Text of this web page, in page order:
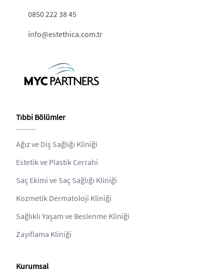
0850 222 38 45
info@estethica.com.tr
Tıbbi Bölümler
Ağız ve Diş Sağlığı Kliniği
Estetik ve Plastik Cerrahi
Saç Ekimi ve Saç Sağlığı Kliniği
Kozmetik Dermatoloji Kliniği
Sağlıklı Yaşam ve Beslenme Kliniği
Zayıflama Kliniği
Kurumsal